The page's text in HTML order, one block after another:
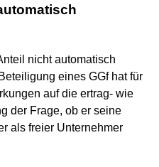
nicht automatisch
eines GGf hat für
auf die ertrag- wie
der Frage, ob er seine
als freier Unternehmer